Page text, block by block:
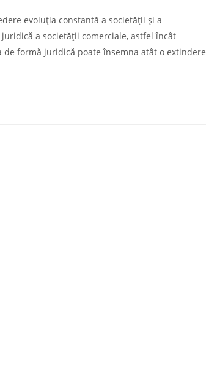
evoluția constantă a societății și a
a societății comerciale, astfel încât
formă juridică poate însemna atât o extindere